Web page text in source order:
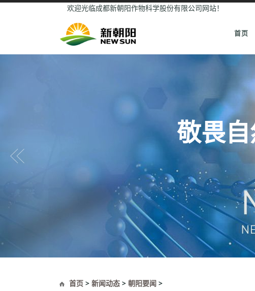
欢迎光临成都新朝阳作物科学股份有限公司网站！
首页
敬畏
Previous
首页 > 新闻动态 > 朝阳要闻 >